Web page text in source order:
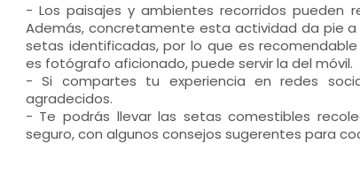
- Los paisajes y ambientes recorridos pueden
Además, concretamente esta actividad da pie
setas identificadas, por lo que es
es fotógrafo aficionado, puede servir la del móvil.
- Si compartes tu experiencia en redes
agradecidos.
- Te podrás llevar las setas comestibles
seguro, con algunos consejos sugerentes para